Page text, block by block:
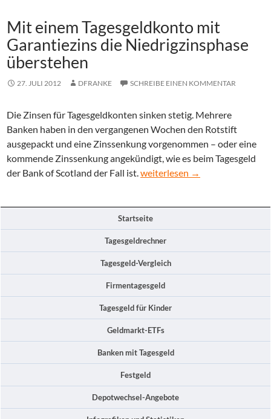
Mit einem Tagesgeldkonto mit
Garantiezins die Niedrigzinsphase
überstehen
27. JULI 2012 DFRANKE SCHREIBE EINEN KOMMENTAR
Die Zinsen für Tagesgeldkonten sinken stetig. Mehrere
Banken haben in den vergangenen Wochen den Rotstift
ausgepackt und eine Zinssenkung vorgenommen – oder eine
kommende Zinssenkung angekündigt, wie es beim Tagesgeld
der Bank of Scotland der Fall ist. Mit einem Tagesgeldkonto mit
weiterlesen →
Startseite
Tagesgeldrechner
Tagesgeld-Vergleich
Firmentagesgeld
Tagesgeld für Kinder
Geldmarkt-ETFs
Banken mit Tagesgeld
Festgeld
Depotwechsel-Angebote